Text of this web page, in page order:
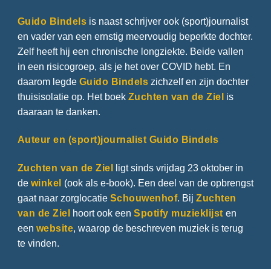
Guido Bindels is naast schrijver ook (sport)journalist
en vader van een ernstig meervoudig beperkte dochter.
Zelf heeft hij een chronische longziekte. Beide vallen
in een risicogroep, als je het over COVID hebt. En
daarom legde Guido Bindels zichzelf en zijn dochter
thuisisolatie op. Het boek Zuchten van de Ziel is
daaraan te danken.
Auteur en (sport)journalist Guido Bindels
Zuchten van de Ziel ligt sinds vrijdag 23 oktober in
de winkel (ook als e-book). Een deel van de opbrengst
gaat naar zorglocatie Schouwenhof. BijZuchten
van de Ziel hoort ook eenSpotify muzieklijst en
een website, waarop de beschreven muziek is terug
te vinden.